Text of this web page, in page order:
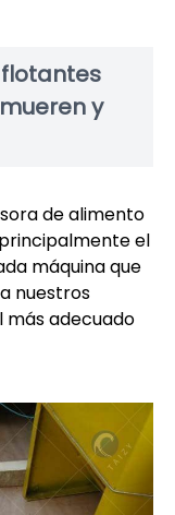
y
de alimento
el
máquina que
nuestros
más adecuado